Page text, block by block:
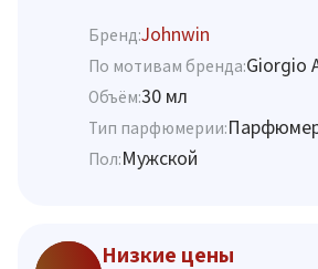
Бренд:Johnwin
По мотивам бренда:Giorgio
Объём:30 мл
Тип парфюмерии:
Пол:Мужской
Низкие цены